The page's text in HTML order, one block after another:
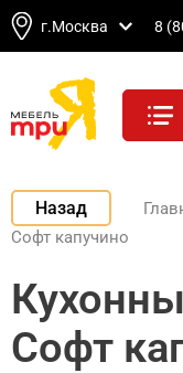
г.Москва 8
Назад
Софт капучино
Софт